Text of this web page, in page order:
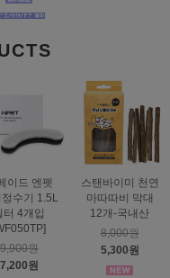
이드 엔펫
정수기 1.5L
터 4개입
9,900원
7,200원
스탠바이미 천연
마따따비 막대
12개-국내산
8,000원
5,300원